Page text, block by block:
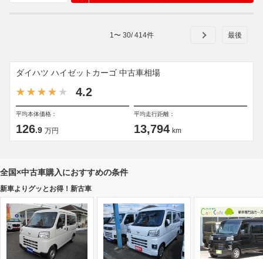
1 〜 30/414件
ダイハツ ハイゼットカーゴ 中古車相場
4.2
平均本体価格：
126.9 万円
平均走行距離：
13,794 km
全国×中古車購入におすすめの条件
新車よりグッとお得！新古車